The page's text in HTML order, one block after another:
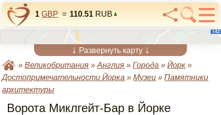
1 GBP = 110.51 RUB
↓ Развернуть карту ↓
»Великобритания »Англия »Города »Йорк »
Достопримечательности Йорка »Музеи »Памятники
архитектуры
Ворота Миклгейт-Бар в Йорке